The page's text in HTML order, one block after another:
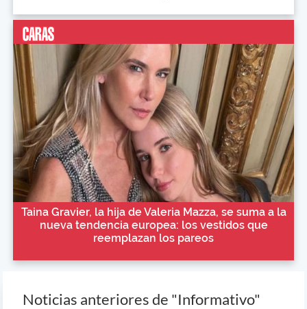
Taina Gravier, la hija de Valeria Mazza, se suma a la
nueva tendencia europea: los vestidos que
reemplazan los pareos
Noticias anteriores de "Informativo"